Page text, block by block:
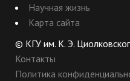
Научная жизнь
Карта сайта
© КГУ им. К. Э.
Контакты
Политика